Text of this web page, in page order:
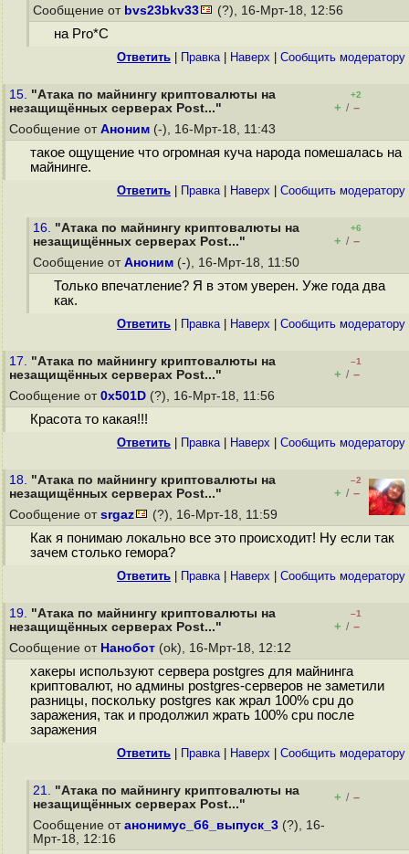
Сообщение от bvs23bkv33 (?), 16-Мрт-18, 12:56
на Pro*C
Ответить Правка| Наверх Cообщить модератору
15. "Атака по майнингу криптовалюты на
незащищённых серверах Post..."
+2
+ / –
Сообщение от Аноним (-), 16-Мрт-18, 11:43
такое ощущение что огромная куча народа помешалась на
майнинге.
Ответить Правка| Наверх Cообщить модератору
16. "Атака по майнингу криптовалюты на
незащищённых серверах Post..."
+6
+ / –
Сообщение от Аноним (-), 16-Мрт-18, 11:50
Только впечатление? Я в этом уверен. Уже года два
как.
Ответить Правка| Наверх Cообщить модератору
17. "Атака по майнингу криптовалюты на
незащищённых серверах Post..."
–1
+ / –
Сообщение от 0x501D (?), 16-Мрт-18, 11:56
Красота то какая!!!
Ответить Правка| Наверх Cообщить модератору
18. "Атака по майнингу криптовалюты на
незащищённых серверах Post..."
–2
+ / –
Сообщение от srgaz (?), 16-Мрт-18, 11:59
Как я понимаю локально все это происходит! Ну если так
зачем столько гемора?
Ответить Правка| Наверх Cообщить модератору
19. "Атака по майнингу криптовалюты на
незащищённых серверах Post..."
–1
+ / –
Сообщение от Нанобот (ok), 16-Мрт-18, 12:12
хакеры используют сервера postgres для майнинга
криптовалют, но админы postgres-серверов не заметили
разницы, поскольку postgres как жрал 100% cpu до
заражения, так и продолжил жрать 100% cpu после
заражения
Ответить Правка| Наверх Cообщить модератору
21. "Атака по майнингу криптовалюты на
незащищённых серверах Post..."
+ / –
Сообщение от анонимус_б6_выпуск_3 (?), 16-
Мрт-18, 12:16